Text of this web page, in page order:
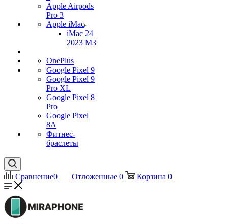
Apple Airpods
Pro 3
Apple iMac
iMac 24
2023 M3
OnePlus
Google Pixel 9
Google Pixel 9
Pro XL
Google Pixel 8
Pro
Google Pixel
8A
Фитнес-
браслеты
Сравнение0 Отложенные 0 Корзина 0